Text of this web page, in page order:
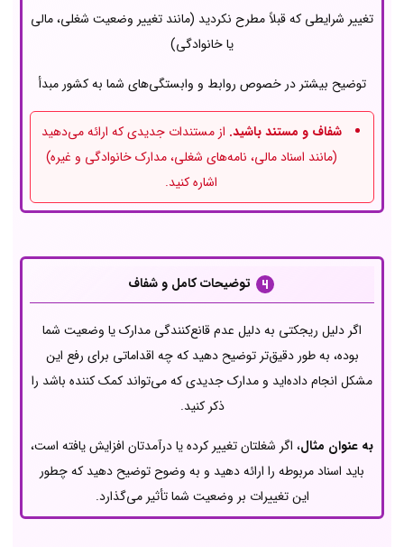
تغییر شرایطی که قبلاً مطرح نکردید (مانند تغییر وضعیت شغلی، مالی
یا خانوادگی)
توضیح بیشتر در خصوص روابط و وابستگی‌های شما به کشور مبدأ
شفاف و مستند باشید. از مستندات جدیدی که ارائه می‌دهید
(مانند اسناد مالی، نامه‌های شغلی، مدارک خانوادگی و غیره)
اشاره کنید.
توضیحات کامل و شفاف
اگر دلیل ریجکتی به دلیل عدم قانع‌کنندگی مدارک یا وضعیت شما
بوده، به طور دقیق‌تر توضیح دهید که چه اقداماتی برای رفع این
مشکل انجام داده‌اید و مدارک جدیدی که می‌تواند کمک کننده باشد را
ذکر کنید.
به عنوان مثال، اگر شغلتان تغییر کرده یا درآمدتان افزایش یافته است،
باید اسناد مربوطه را ارائه دهید و به وضوح توضیح دهید که چطور
این تغییرات بر وضعیت شما تأثیر می‌گذارد.